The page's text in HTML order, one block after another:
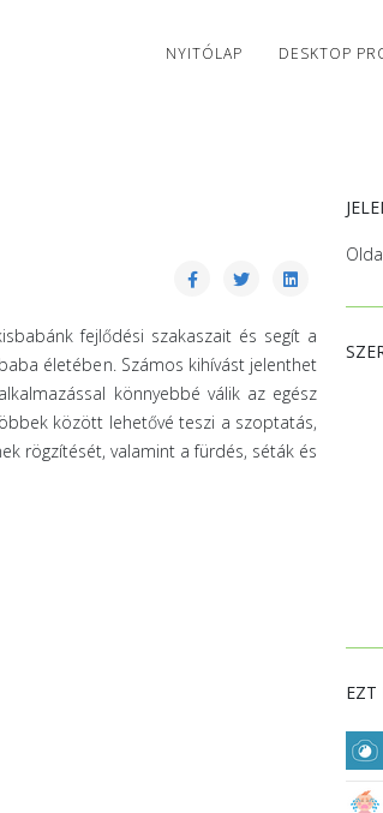
NYITÓLAP DESKTOP
fejlődési szakaszait és segít a
életében. Számos kihívást jelenthet
könnyebbé válik az egész
között lehetővé teszi a szoptatás,
rögzítését, valamint a fürdés, séták és
EZT